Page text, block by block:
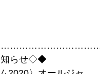
知らせ◇◆